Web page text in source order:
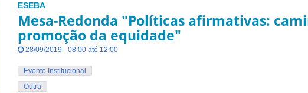
ESEBA
Mesa-Redonda "Políticas afirmativas:
promoção da equidade"
28/09/2019 - 08:00 até 12:00
Evento Institucional
Outra